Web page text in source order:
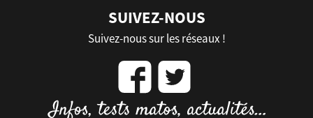
SUIVEZ-NOUS
Suivez-nous sur les réseaux !